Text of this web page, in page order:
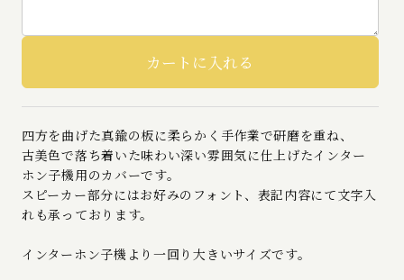
四方を曲げた真鍮の板に柔らかく手作業で研磨を重ね、
古美色で落ち着いた味わい深い雰囲気に仕上げたインター
ホン子機用のカバーです。
スピーカー部分にはお好みのフォント、表記内容にて文字入
れも承っております。
インターホン子機より一回り大きいサイズです。